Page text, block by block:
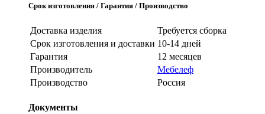
Срок изготовления / Гарантия / Производство
Доставка изделия
Требуется сборка
Срок изготовления и доставки 10-14 дней
Гарантия
12 месяцев
Производитель
Мебелеф
Производство
Россия
Документы